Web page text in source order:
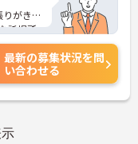
がきち
託児所
ただけ
、さら
ださ
最新の募集状況を問
い合わせる